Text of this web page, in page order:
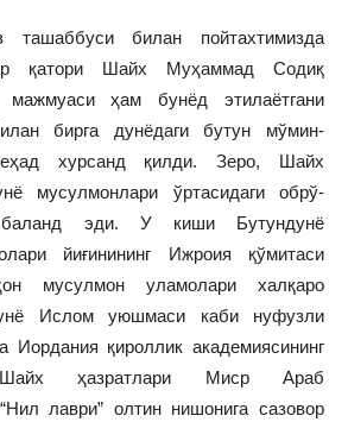
ташаббуси билан пойтахтимизда
қатори Шайх Муҳаммад Содиқ
ҳам бунёд этилаётгани
бирга дунёдаги бутун мўмин-
хурсанд қилди. Зеро, Шайх
мусулмонлари ўртасидаги обрў-
эди. У киши Бутундунё
йиғинининг Ижроия қўмитаси
мусулмон уламолари халқаро
Ислом уюшмаси каби нуфузли
Иордания қироллик академиясининг
ҳазратлари Миср Араб
лаври” олтин нишонига сазовор